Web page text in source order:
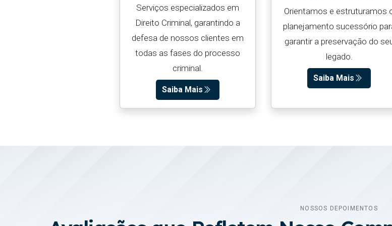
Serviços especializados em
Direito Criminal, garantindo a
defesa de nossos clientes em
todas as fases do processo
criminal.
Saiba Mais
Orientamos e estruturamos
planejamento sucessório
garantir a preservação do
legado.
Saiba Mais
NOSSOS DEPOIMENTOS